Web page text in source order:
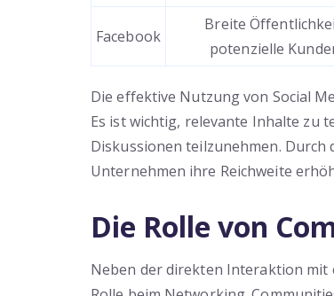
Facebook
Breite
potenzielle
Die effektive Nutzung von Social
Es ist wichtig, relevante Inhalte zu
Diskussionen teilzunehmen.
Unternehmen ihre Reichweite
Die Rolle von
Neben der direkten Interaktion mit